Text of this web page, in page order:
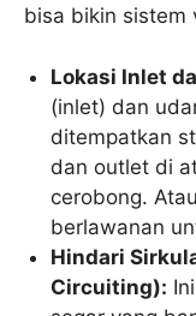
bisa bikin sistem
Lokasi Inlet
(inlet) dan
ditempatkan
dan outlet di
cerobong.
berlawanan
Hindari
Circuiting):